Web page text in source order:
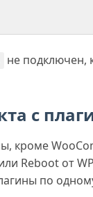
не подключен,
с
кроме
Reboot от
по